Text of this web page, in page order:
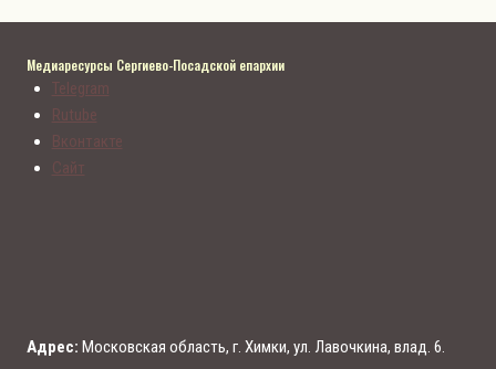
Медиаресурсы Сергиево-Посадской епархии
Telegram
Rutube
Вконтакте
Сайт
Адрес: Московская область, г. Химки, ул. Лавочкина, влад. 6.